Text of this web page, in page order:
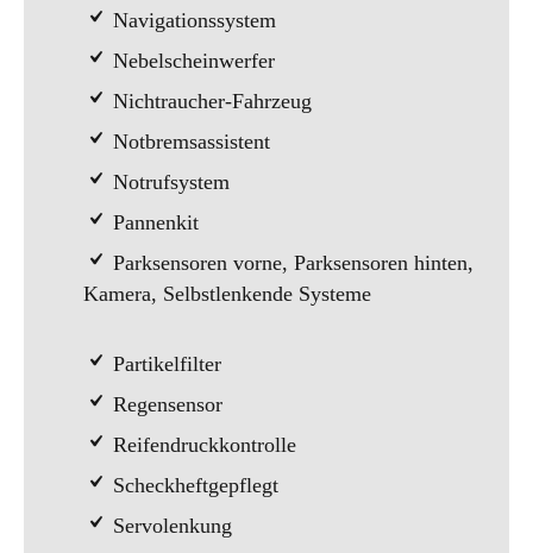
Navigationssystem
Nebelscheinwerfer
Nichtraucher-Fahrzeug
Notbremsassistent
Notrufsystem
Pannenkit
Parksensoren vorne, Parksensoren hinten,
Kamera, Selbstlenkende Systeme
Partikelfilter
Regensensor
Reifendruckkontrolle
Scheckheftgepflegt
Servolenkung